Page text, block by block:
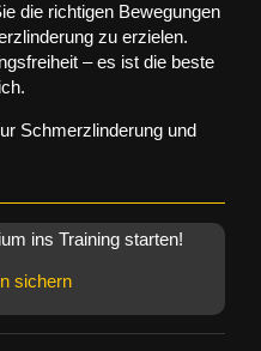
die richtigen Bewegungen
zu erzielen.
– es ist die beste
Schmerzlinderung und
ins Training starten!
sichern